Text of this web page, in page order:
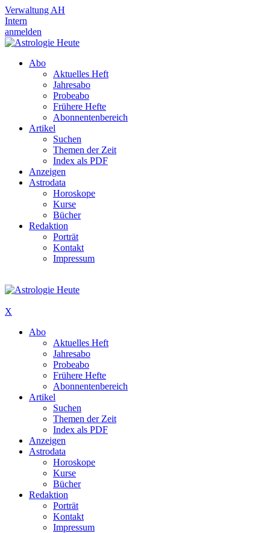
Verwaltung AH
Intern
anmelden
Abo
Aktuelles Heft
Jahresabo
Probeabo
Frühere Hefte
Abonnentenbereich
Artikel
Suchen
Themen der Zeit
Index als PDF
Anzeigen
Astrodata
Horoskope
Kurse
Bücher
Redaktion
Porträt
Kontakt
Impressum
X
Abo
Aktuelles Heft
Jahresabo
Probeabo
Frühere Hefte
Abonnentenbereich
Artikel
Suchen
Themen der Zeit
Index als PDF
Anzeigen
Astrodata
Horoskope
Kurse
Bücher
Redaktion
Porträt
Kontakt
Impressum